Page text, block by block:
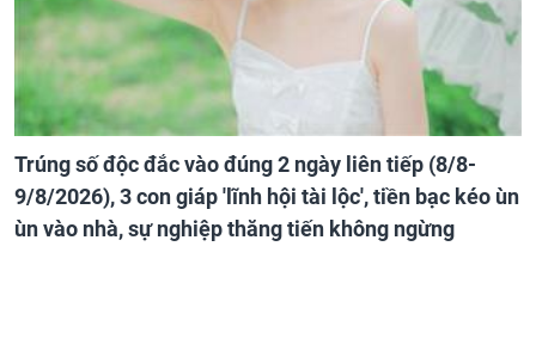
Trúng số độc đắc vào đúng 2 ngày liên tiếp (8/8-
9/8/2026), 3 con giáp 'lĩnh hội tài lộc', tiền bạc kéo ùn
ùn vào nhà, sự nghiệp thăng tiến không ngừng